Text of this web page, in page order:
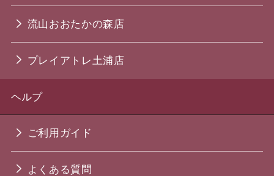
流山おおたかの森店
プレイアトレ土浦店
ヘルプ
ご利用ガイド
よくある質問